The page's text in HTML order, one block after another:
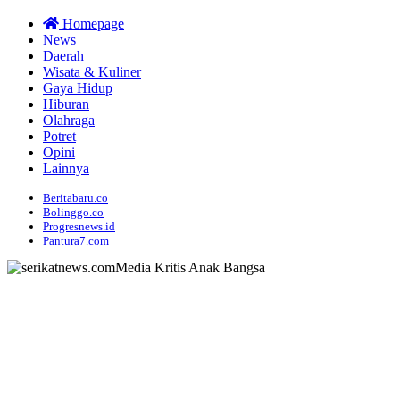
Homepage
News
Daerah
Wisata & Kuliner
Gaya Hidup
Hiburan
Olahraga
Potret
Opini
Lainnya
Beritabaru.co
Bolinggo.co
Progresnews.id
Pantura7.com